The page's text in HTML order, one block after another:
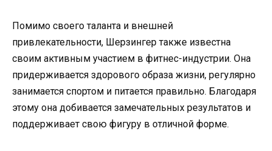
Помимо своего таланта и внешней
привлекательности, Шерзингер также известна
своим активным участием в фитнес-индустрии. Она
придерживается здорового образа жизни, регулярно
занимается спортом и питается правильно. Благодаря
этому она добивается замечательных результатов и
поддерживает свою фигуру в отличной форме.